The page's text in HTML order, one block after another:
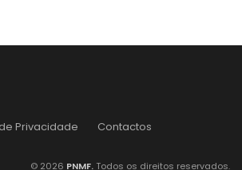
Privacidade Contactos
© 2026 PNMF. Todos os direitos reservados.